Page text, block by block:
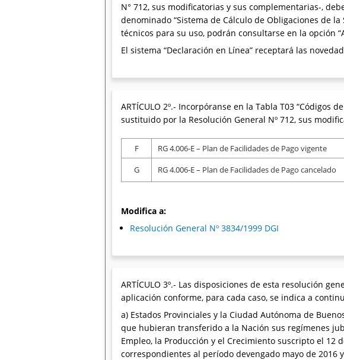
N° 712, sus modificatorias y sus complementarias-,
denominado “Sistema de Cálculo de Obligaciones de la
técnicos para su uso, podrán consultarse en la opción
El sistema “Declaración en Línea” receptará las
ARTÍCULO 2º.- Incorpóranse en la Tabla T03 “Códigos
sustituido por la Resolución General Nº 712, sus
F
RG 4.006-E – Plan de Facilidades de Pago vigente
G
RG 4.006-E – Plan de Facilidades de Pago cancelado
Modifica a:
Resolución General Nº 3834/1999 DGI
ARTÍCULO 3º.- Las disposiciones de esta resolución
aplicación conforme, para cada caso, se indica a
a) Estados Provinciales y la Ciudad Autónoma de
que hubieran transferido a la Nación sus regímenes
Empleo, la Producción y el Crecimiento suscripto el 12
correspondientes al período devengado mayo de 2016